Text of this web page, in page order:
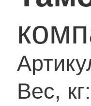
Вес, кг: